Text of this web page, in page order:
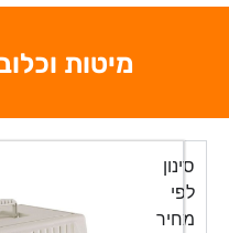
מיטות
סינון
לפי
מחיר